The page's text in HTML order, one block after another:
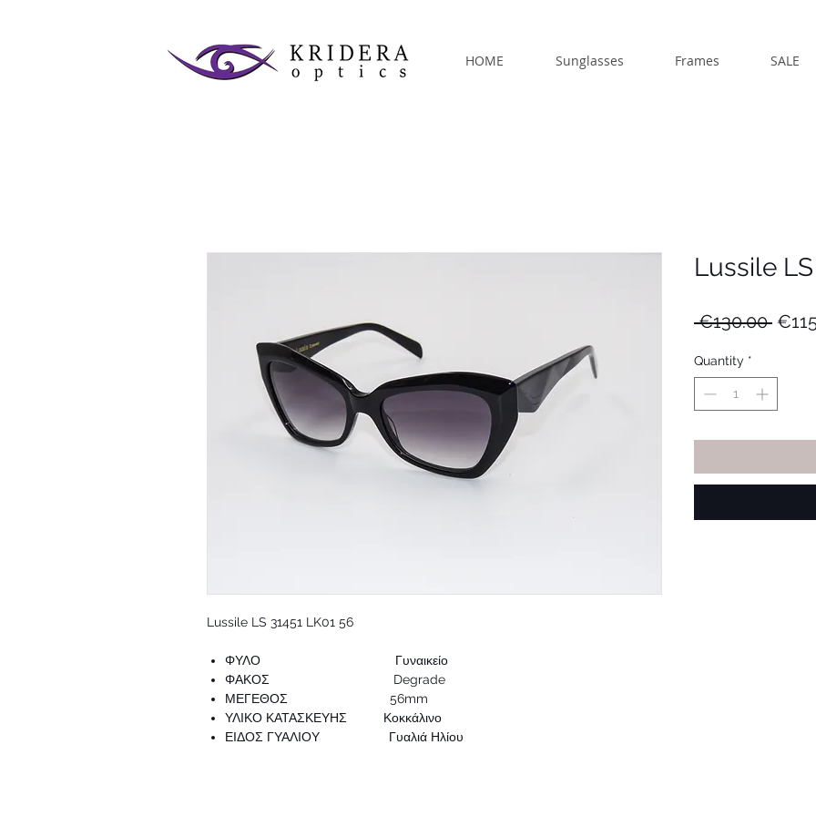
HOME Sunglasses Frames SALE
Lussile LS 31451 LK01 56
ΦΥΛΟ Γυναικείο
ΦΑΚΟΣ Degrade
ΜΕΓΕΘΟΣ 56mm
ΥΛΙΚΟ ΚΑΤΑΣΚΕΥΗΣ Κοκκάλινο
ΕΙΔΟΣ ΓΥΑΛΙΟΥ Γυαλιά Ηλίου
Lussile
€130.00
Quantity *